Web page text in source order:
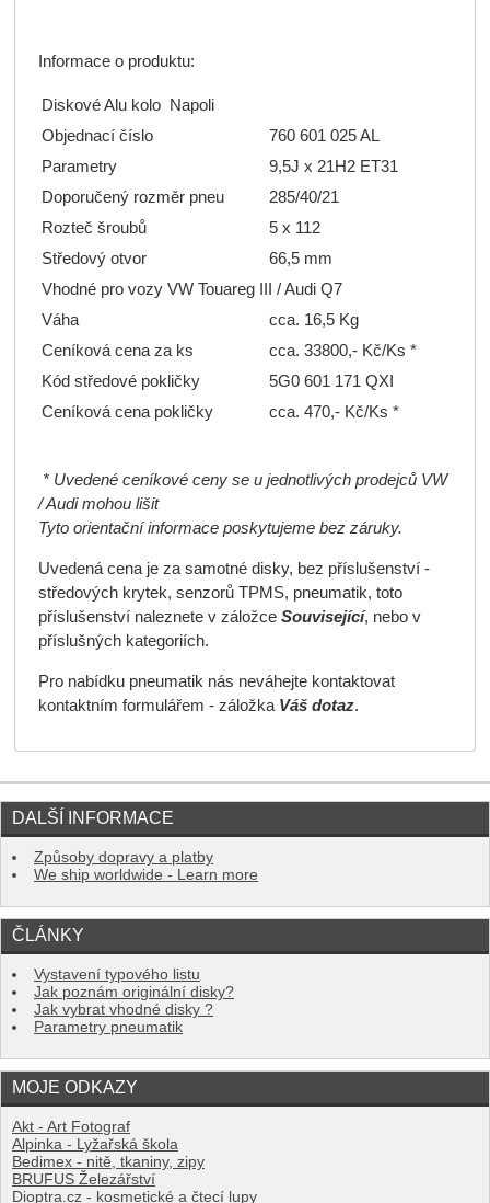
Informace o produktu:
Diskové Alu kolo Napoli
Objednací číslo
760 601 025 AL
Parametry
9,5J x 21H2 ET31
Doporučený rozměr pneu
285/40/21
Rozteč šroubů
5 x 112
Středový otvor
66,5 mm
Vhodné pro vozy VW Touareg III / Audi Q7
Váha
cca. 16,5 Kg
Ceníková cena za ks
cca. 33800,- Kč/Ks *
Kód středové pokličky
5G0 601 171 QXI
Ceníková cena pokličky
cca. 470,- Kč/Ks *
* Uvedené ceníkové ceny se u jednotlivých prodejců VW
/ Audi mohou lišit
Tyto orientační informace poskytujeme bez záruky.
Uvedená cena je za samotné disky, bez příslušenství -
středových krytek, senzorů TPMS, pneumatik, toto
příslušenství naleznete v záložce Související, nebo v
příslušných kategoriích.
Pro nabídku pneumatik nás neváhejte kontaktovat
kontaktním formulářem - záložka Váš dotaz.
DALŠÍ INFORMACE
Způsoby dopravy a platby
We ship worldwide - Learn more
ČLÁNKY
Vystavení typového listu
Jak poznám originální disky?
Jak vybrat vhodné disky ?
Parametry pneumatik
MOJE ODKAZY
Akt - Art Fotograf
Alpinka - Lyžařská škola
Bedimex - nitě, tkaniny, zipy
BRUFUS Železářství
Dioptra.cz - kosmetické a čtecí lupy